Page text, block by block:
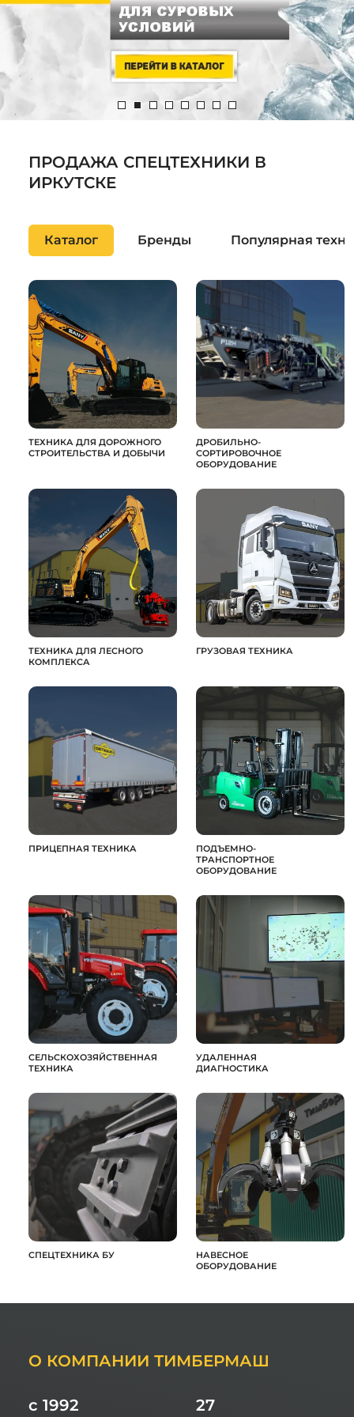
ПРОДАЖА СПЕЦТЕХНИКИ В
ИРКУТСКЕ
Каталог Бренды Популярная
ТЕХНИКА ДЛЯ ДОРОЖНОГО
СТРОИТЕЛЬСТВА И ДОБЫЧИ
ДРОБИЛЬНО-
СОРТИРОВОЧНОЕ
ОБОРУДОВАНИЕ
ТЕХНИКА ДЛЯ ЛЕСНОГО
КОМПЛЕКСА
ГРУЗОВАЯ ТЕХНИКА
ПРИЦЕПНАЯ ТЕХНИКА
ПОДЪЕМНО-
ТРАНСПОРТНОЕ
ОБОРУДОВАНИЕ
СЕЛЬСКОХОЗЯЙСТВЕННАЯ
ТЕХНИКА
УДАЛЕННАЯ
ДИАГНОСТИКА
СПЕЦТЕХНИКА БУ
НАВЕСНОЕ
ОБОРУДОВАНИЕ
О КОМПАНИИ ТИМБЕРМАШ
с 1992 27
Системы 3D нивелирования
Мини-погрузчики
Грейферные захваты
Посевная техника